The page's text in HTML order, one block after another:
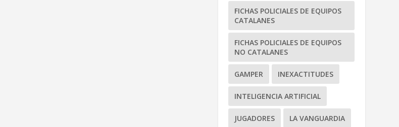
FICHAS POLICIALES DE EQUIPOS
CATALANES
FICHAS POLICIALES DE EQUIPOS
NO CATALANES
GAMPER INEXACTITUDES
INTELIGENCIA ARTIFICIAL
JUGADORES LA VANGUARDIA